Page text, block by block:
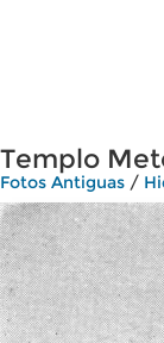
Templo
Fotos Antiguas /